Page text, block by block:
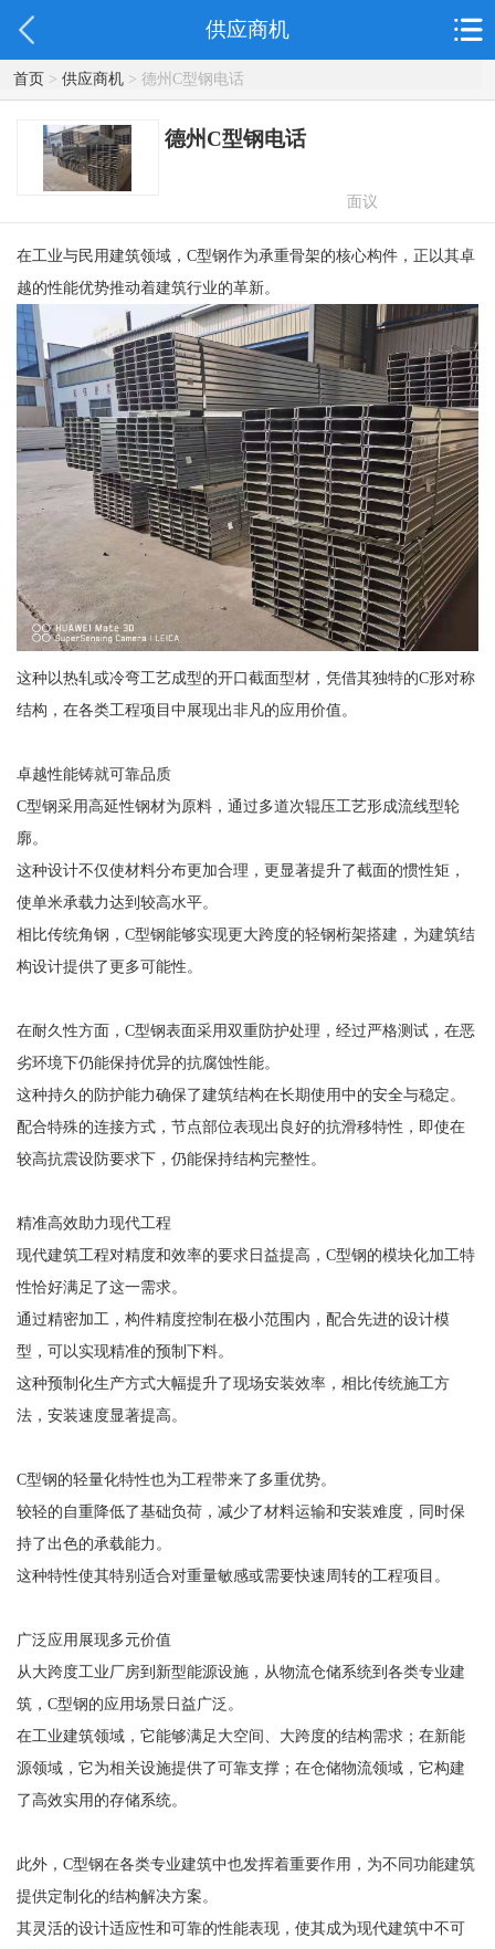
供应商机
首页> 供应商机> 德州C型钢电话
德州C型钢电话
面议
在工业与民用建筑领域，C型钢作为承重骨架的核心构件，正以其卓
越的性能优势推动着建筑行业的革新。
这种以热轧或冷弯工艺成型的开口截面型材，凭借其独特的C形对称
结构，在各类工程项目中展现出非凡的应用价值。
卓越性能铸就可靠品质
C型钢采用高延性钢材为原料，通过多道次辊压工艺形成流线型轮
廓。
这种设计不仅使材料分布更加合理，更显著提升了截面的惯性矩，
使单米承载力达到较高水平。
相比传统角钢，C型钢能够实现更大跨度的轻钢桁架搭建，为建筑结
构设计提供了更多可能性。
在耐久性方面，C型钢表面采用双重防护处理，经过严格测试，在恶
劣环境下仍能保持优异的抗腐蚀性能。
这种持久的防护能力确保了建筑结构在长期使用中的安全与稳定。
配合特殊的连接方式，节点部位表现出良好的抗滑移特性，即使在
较高抗震设防要求下，仍能保持结构完整性。
精准高效助力现代工程
现代建筑工程对精度和效率的要求日益提高，C型钢的模块化加工特
性恰好满足了这一需求。
通过精密加工，构件精度控制在极小范围内，配合先进的设计模
型，可以实现精准的预制下料。
这种预制化生产方式大幅提升了现场安装效率，相比传统施工方
法，安装速度显著提高。
C型钢的轻量化特性也为工程带来了多重优势。
较轻的自重降低了基础负荷，减少了材料运输和安装难度，同时保
持了出色的承载能力。
这种特性使其特别适合对重量敏感或需要快速周转的工程项目。
广泛应用展现多元价值
从大跨度工业厂房到新型能源设施，从物流仓储系统到各类专业建
筑，C型钢的应用场景日益广泛。
在工业建筑领域，它能够满足大空间、大跨度的结构需求；在新能
源领域，它为相关设施提供了可靠支撑；在仓储物流领域，它构建
了高效实用的存储系统。
此外，C型钢在各类专业建筑中也发挥着重要作用，为不同功能建筑
提供定制化的结构解决方案。
其灵活的设计适应性和可靠的性能表现，使其成为现代建筑中不可